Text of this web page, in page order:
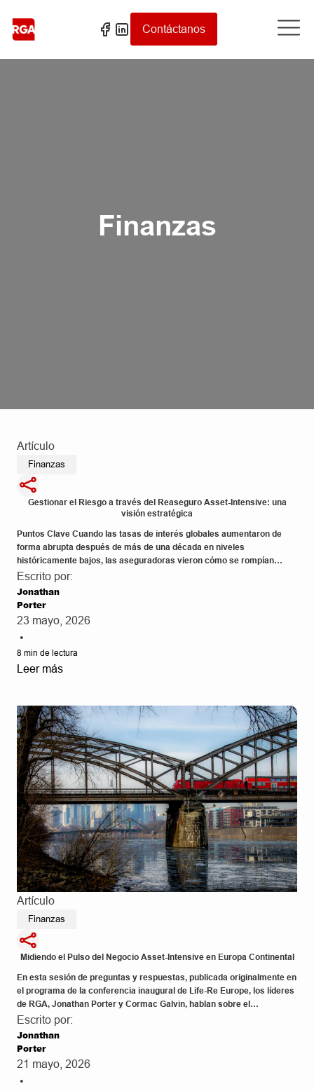
Contáctanos
Finanzas
Artículo
Finanzas
Gestionar el Riesgo a través del Reaseguro Asset-Intensive: una
visión estratégica
Puntos Clave Cuando las tasas de interés globales aumentaron de
forma abrupta después de más de una década en niveles
históricamente bajos, las aseguradoras vieron cómo se rompían
supuestos que habían permanecido vigentes durante años. La
volatilidad del mercado se incrementó, los descalces entre activos y
pasivos se hicieron más evidentes y los portafolios de larga […]
Escrito por:
Jonathan
Porter
23 mayo, 2026
•
8 min de lectura
Leer más
Artículo
Finanzas
Midiendo el Pulso del Negocio Asset-Intensive en Europa Continental
En esta sesión de preguntas y respuestas, publicada originalmente en
el programa de la conferencia inaugural de Life-Re Europe, los líderes
de RGA, Jonathan Porter y Cormac Galvin, hablan sobre el
crecimiento y el futuro del reaseguro asset-intensive en Europa
Continental.
Escrito por:
Jonathan
Porter
21 mayo, 2026
•